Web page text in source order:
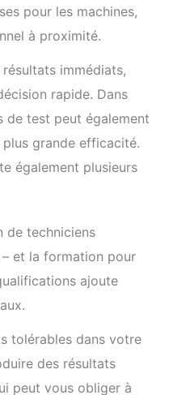
pour les machines,
à proximité.
immédiats,
rapide. Dans
de test peut également
grande efficacité.
également plusieurs
de techniciens
et la formation pour
ajoute
tolérables dans votre
des résultats
peut vous obliger à